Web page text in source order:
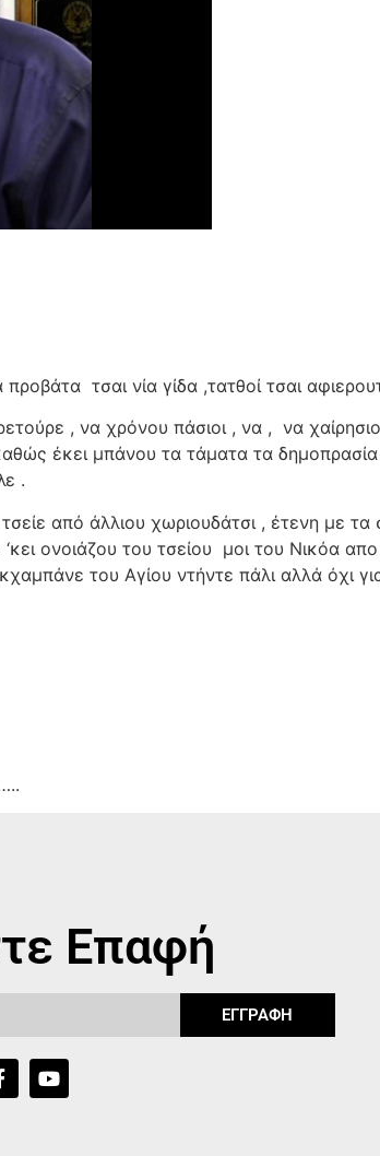
προβάτα τσαι νία γίδα ,τατθοί τσαι
, να χρόνου πάσιοι , να , να
έκει μπάνου τα τάματα τα δημοπρασία
.
από άλλιου χωριουδάτσι , έτενη με
‘κει ονοιάζου του τσείου μοι του Νικόα
του Αγίου ντήντε πάλι αλλά όχι
Επαφή
ΕΓΓΡΑΦΗ